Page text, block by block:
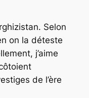
Selon
on la déteste
j’aime
de l’ère